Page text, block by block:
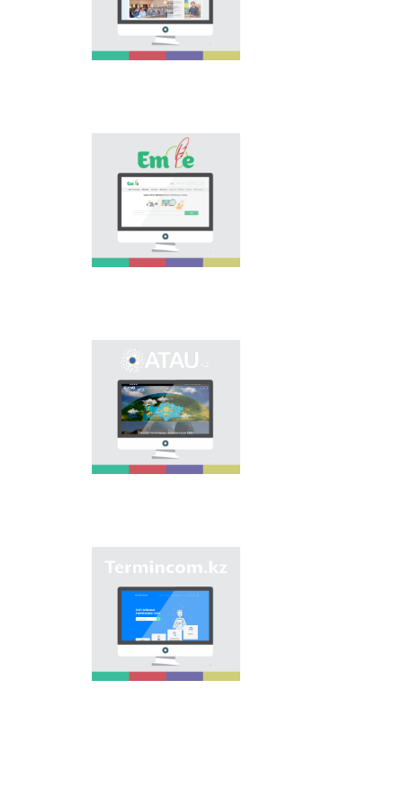
national language.
Portal “Til alemi”, which
is the first project of
our country in this
Electronic base
“emle.kz” is devoted to
orthography of Kazakh
language. Following is
presented in the base:
spelling dictionary of
words approved and
applied in Kazakh
Primary purpose of
onomastic electronic
base is unification of
onomastic names by
means of collection of
information on names
of streets, population
centers, institutions
Site “termincom.kz”
contributes to
classification of
Kazakh vocabulary,
complement of
terminological
reserve, matching of
terms and names with